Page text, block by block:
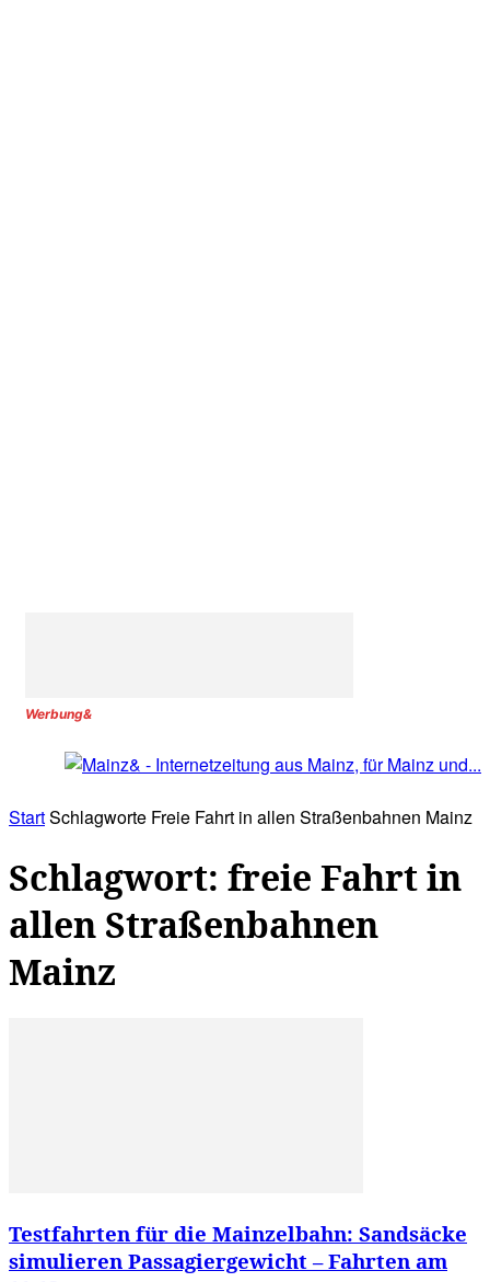
Werbung&
StartSchlagworte Freie Fahrt in allen Straßenbahnen Mainz
Schlagwort: freie Fahrt in
allen Straßenbahnen
Mainz
Testfahrten für die Mainzelbahn: Sandsäcke
simulieren Passagiergewicht – Fahrten am